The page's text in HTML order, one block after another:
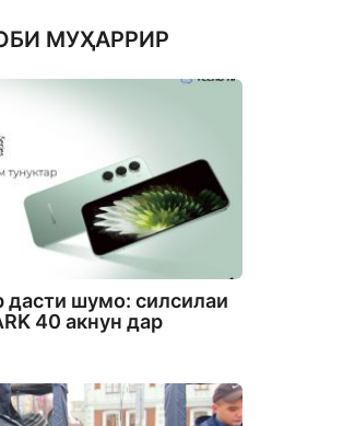
МУҲАРРИР
дасти шумо: силсилаи
40 акнун дар